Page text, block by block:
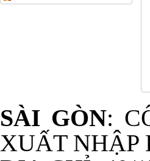
SÀI GÒN:
XUẤT NHẬP